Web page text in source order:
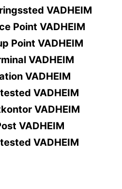
VADHEIM
Point VADHEIM
Point VADHEIM
VADHEIM
VADHEIM
VADHEIM
VADHEIM
VADHEIM
VADHEIM